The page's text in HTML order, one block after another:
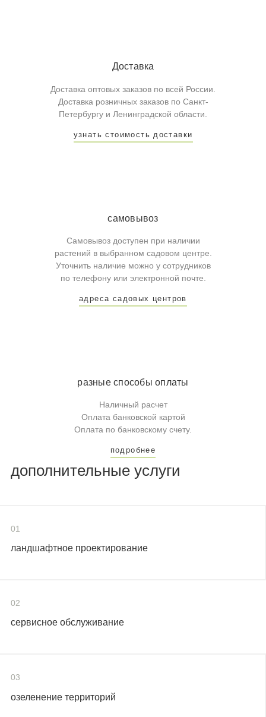
Доставка
Доставка оптовых заказов по всей России.
Доставка розничных заказов по Санкт-
Петербургу и Ленинградской области.
узнать стоимость доставки
самовывоз
Самовывоз доступен при наличии
растений в выбранном садовом центре.
Уточнить наличие можно у сотрудников
по телефону или электронной почте.
адреса садовых центров
разные способы оплаты
Наличный расчет
Оплата банковской картой
Оплата по банковскому счету.
подробнее
дополнительные услуги
01
ландшафтное проектирование
02
сервисное обслуживание
03
озеленение территорий